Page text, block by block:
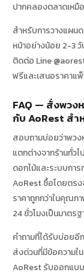
ปากคลองตลาดเหมื
สำหรับการวางแผน
หน้าอย่างน้อย 2-3 วั
ติดต่อ Line
ฟรีและเสนอราคาแ
FAQ — สั่งพวง
กับ AoRest ส
สอบถามบ่อยว่าพวง
แตกต่างจากร้านทั่ว
ดอกไม้และระบบกา
AoRest ซื้อโดยตรง
ราคาถูกกว่าในคุณภ
24 ชั่วโมงเป็นมาตร
คำถามที่ได้รับบ่อยอี
ส่งด่วนที่มีข้อความใ
AoRest รับออกแบ